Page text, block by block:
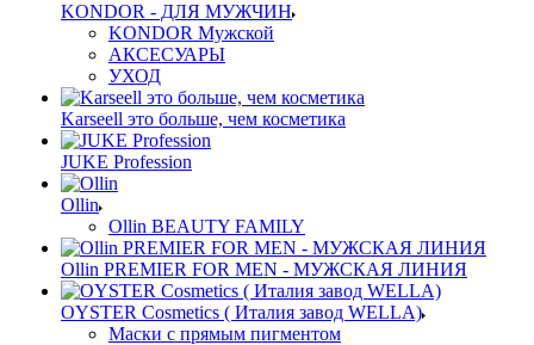
KONDOR - ДЛЯ МУЖЧИН
KONDOR Мужской
АКСЕСУАРЫ
УХОД
Karseell это больше, чем косметика
JUKE Profession
Ollin
Ollin BEAUTY FAMILY
Ollin PREMIER FOR MEN - МУЖСКАЯ ЛИНИЯ
OYSTER Cosmetics ( Италия завод WELLA)
Маски с прямым пигментом